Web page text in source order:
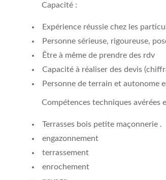
Capacité :
Expérience réussie chez les
Personne sérieuse, rigoureuse,
Être à même de prendre des rdv
Capacité à réaliser des devis
Personne de terrain et autonome
Compétences techniques avérées
Terrasses bois petite maçonnerie .
engazonnement
terrassement
enrochement